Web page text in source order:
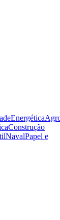
Energética
Construção
NavalPapel e